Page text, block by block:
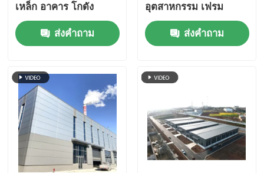
โครงสร้างสแตนเลสเรือน
เหล็ก อาคาร โกดัง
โกดัง
ส่งคำถาม
อุตสาหกรรม เฟรม
มาตรฐาน AISC กำหนด
เอง
ส่งคำถาม